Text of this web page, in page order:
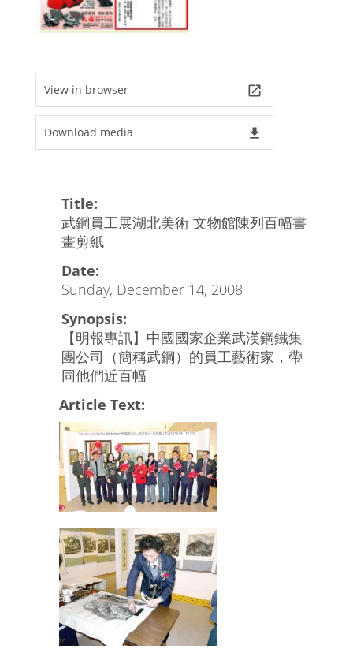
View in browser launch
Download media file_download
Title:
武鋼員工展湖北美術 文物館陳列百幅書
畫剪紙
Date:
Sunday, December 14, 2008
Synopsis:
【明報專訊】中國國家企業武漢鋼鐵集
團公司（簡稱武鋼）的員工藝術家，帶
同他們近百幅
Article Text: